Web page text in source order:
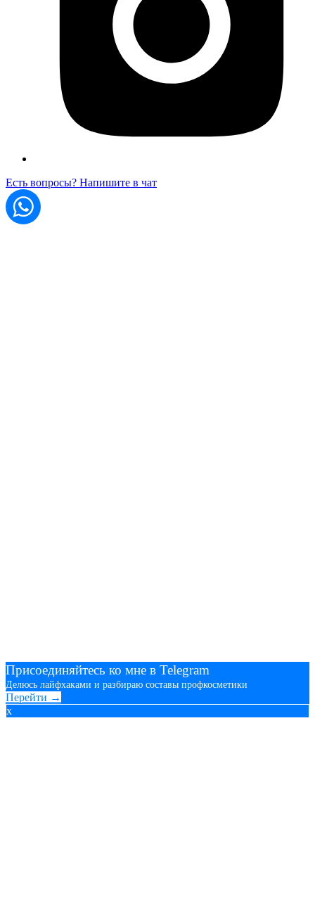
Есть вопросы? Напишите в чат
Присоединяйтесь ко мне в Telegram
Делюсь лайфхаками и разбираю составы профкосметики
Перейти →
x